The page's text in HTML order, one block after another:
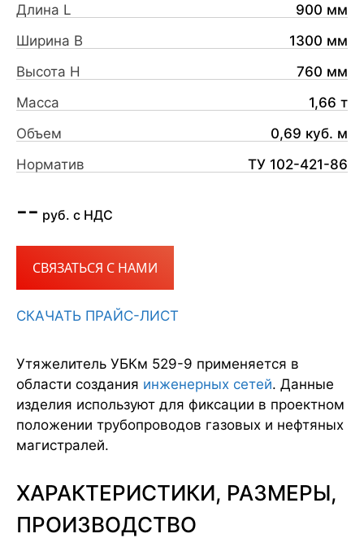
Длина L
900 мм
Ширина B
1300 мм
Высота H
760 мм
Масса
1,66 т
Объем
0,69 куб. м
Норматив
ТУ 102-421-86
-- руб. с НДС
СВЯЗАТЬСЯ С НАМИ
СКАЧАТЬ ПРАЙС-ЛИСТ
Утяжелитель УБКм 529-9 применяется в
области создания инженерных сетей. Данные
изделия используют для фиксации в проектном
положении трубопроводов газовых и нефтяных
магистралей.
ХАРАКТЕРИСТИКИ, РАЗМЕРЫ,
ПРОИЗВОДСТВО